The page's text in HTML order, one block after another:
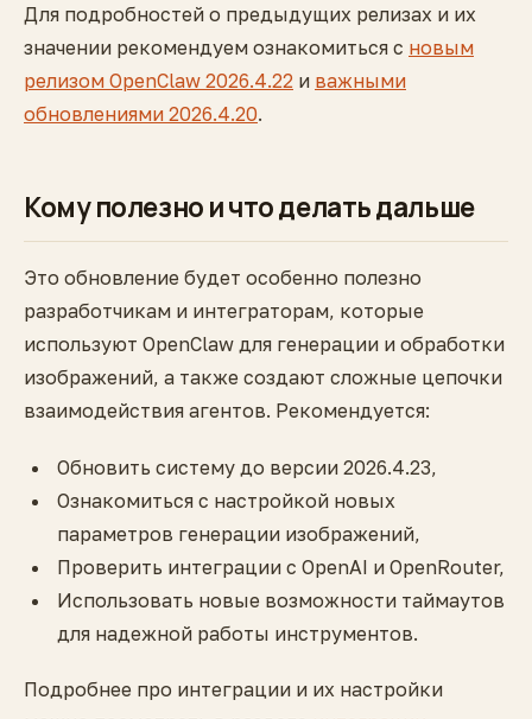
Для подробностей о предыдущих релизах и их
значении рекомендуем ознакомиться с новым
релизом OpenClaw 2026.4.22 и важными
обновлениями 2026.4.20.
Кому полезно и что делать дальше
Это обновление будет особенно полезно
разработчикам и интеграторам, которые
используют OpenClaw для генерации и обработки
изображений, а также создают сложные цепочки
взаимодействия агентов. Рекомендуется:
Обновить систему до версии 2026.4.23,
Ознакомиться с настройкой новых
параметров генерации изображений,
Проверить интеграции с OpenAI и OpenRouter,
Использовать новые возможности таймаутов
для надежной работы инструментов.
Подробнее про интеграции и их настройки